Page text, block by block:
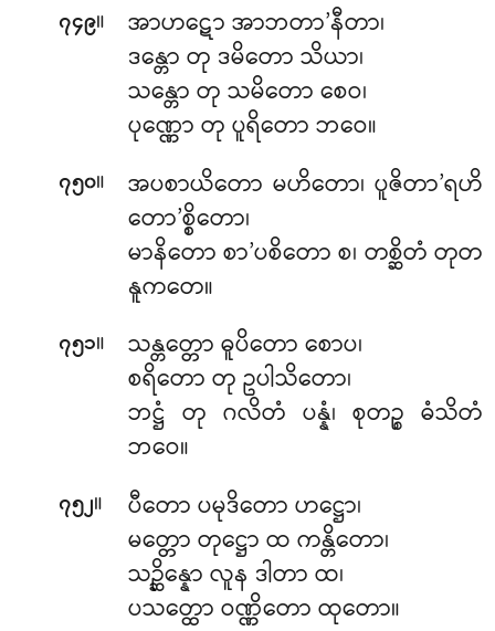
၇၄၉။
အာဟဋော အာဘတာ’နီတာ၊
ဒန္တော တု ဒမိတော သိယာ၊
သန္တော တု သမိတော စေဝ၊
ပုဏ္ဏော တု ပူရိတော ဘဝေ။
၇၅၀။
အပစာယိတော မဟိတော၊ ပူဇိတာ’ရဟိ
တော’စ္စိတော၊
မာနိတော စာ’ပစိတော စ၊ တစ္ဆိတံ တုတ
နူကတေ။
၇၅၁။
သန္တတ္တော ဓူပိတော စောပ၊
စရိတော တု ဥပါသိတော၊
ဘဋ္ဌံ တု ဂလိတံ ပန္နံ၊ စုတဉ္စ ဓံသိတံ
ဘဝေ။
၇၅၂။
ပီတော ပမုဒိတော ဟဋ္ဌော၊
မတ္တော တုဋ္ဌော ထ ကန္တိတော၊
သဉ္ဆိန္နော လူန ဒါတာ ထ၊
ပသတ္ထော ဝဏ္ဏိတော ထုတော။